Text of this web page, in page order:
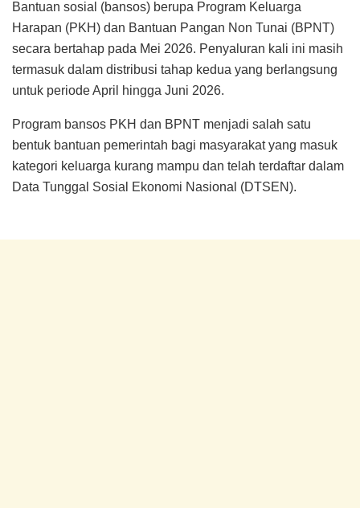
Bantuan sosial (bansos) berupa Program Keluarga
Harapan (PKH) dan Bantuan Pangan Non Tunai (BPNT)
secara bertahap pada Mei 2026. Penyaluran kali ini masih
termasuk dalam distribusi tahap kedua yang berlangsung
untuk periode April hingga Juni 2026.
Program bansos PKH dan BPNT menjadi salah satu
bentuk bantuan pemerintah bagi masyarakat yang masuk
kategori keluarga kurang mampu dan telah terdaftar dalam
Data Tunggal Sosial Ekonomi Nasional (DTSEN).